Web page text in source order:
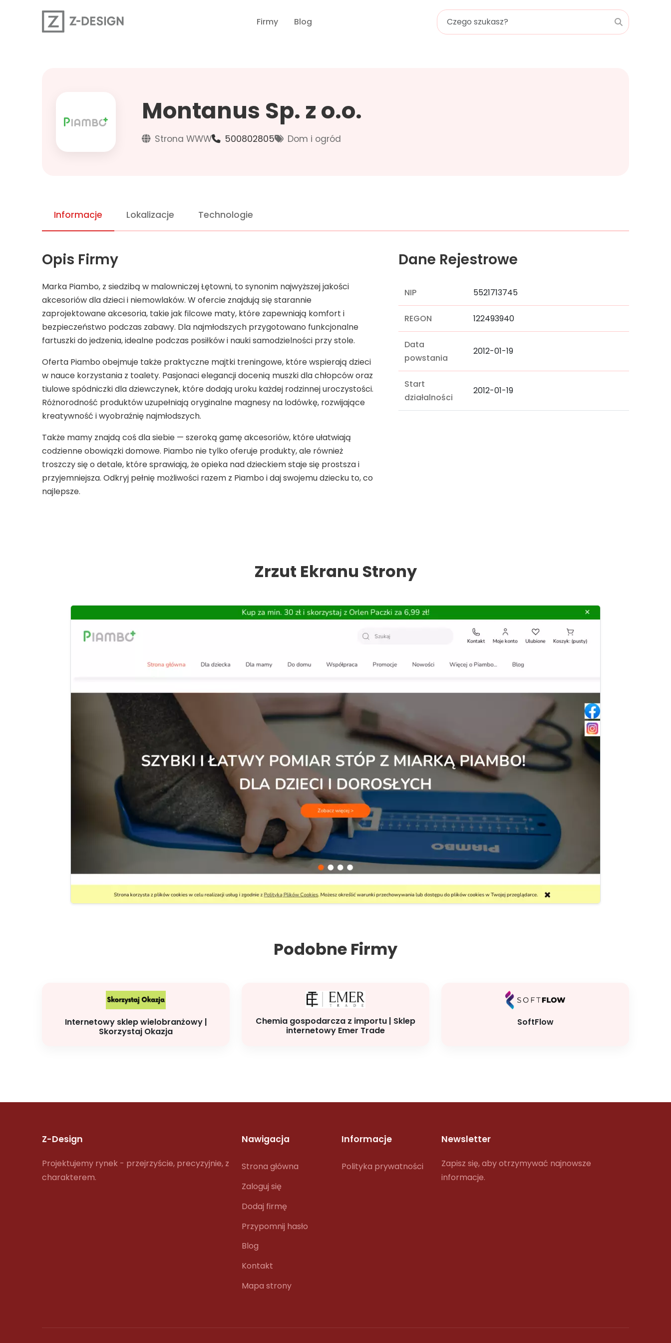
Firmy Blog
Montanus Sp. z o.o.
Strona WWW 500802805 Dom i ogród
Informacje Lokalizacje Technologie
Opis Firmy
Marka Piambo, z siedzibą w malowniczej Łętowni, to synonim najwyższej jakości
akcesoriów dla dzieci i niemowlaków. W ofercie znajdują się starannie
zaprojektowane akcesoria, takie jak filcowe maty, które zapewniają komfort i
bezpieczeństwo podczas zabawy. Dla najmłodszych przygotowano funkcjonalne
fartuszki do jedzenia, idealne podczas posiłków i nauki samodzielności przy stole.
Oferta Piambo obejmuje także praktyczne majtki treningowe, które wspierają dzieci
w nauce korzystania z toalety. Pasjonaci elegancji docenią muszki dla chłopców oraz
tiulowe spódniczki dla dziewczynek, które dodają uroku każdej rodzinnej uroczystości.
Różnorodność produktów uzupełniają oryginalne magnesy na lodówkę, rozwijające
kreatywność i wyobraźnię najmłodszych.
Także mamy znajdą coś dla siebie — szeroką gamę akcesoriów, które ułatwiają
codzienne obowiązki domowe. Piambo nie tylko oferuje produkty, ale również
troszczy się o detale, które sprawiają, że opieka nad dzieckiem staje się prostsza i
przyjemniejsza. Odkryj pełnię możliwości razem z Piambo i daj swojemu dziecku to, co
najlepsze.
Dane Rejestrowe
NIP 5521713745
REGON 122493940
Data
powstania
2012-01-19
Start
działalności
2012-01-19
Zrzut Ekranu Strony
Podobne Firmy
Internetowy sklep wielobranżowy |
Skorzystaj Okazja
Chemia gospodarcza z importu | Sklep
internetowy Emer Trade
SoftFlow
Z-Design
Projektujemy rynek - przejrzyście, precyzyjnie, z
charakterem.
Nawigacja
Strona główna
Zaloguj się
Dodaj firmę
Przypomnij hasło
Blog
Kontakt
Mapa strony
Informacje
Polityka prywatności
Newsletter
Zapisz się, aby otrzymywać najnowsze
informacje.